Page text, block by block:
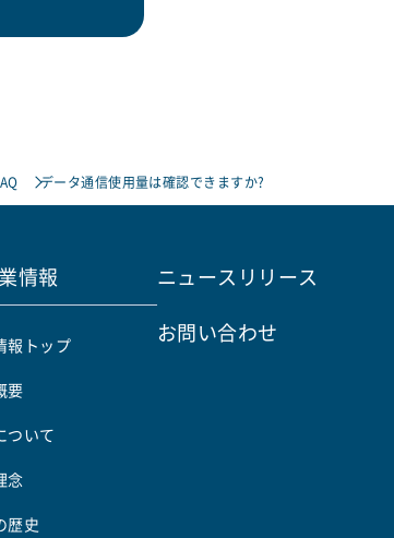
データ通信使用量は確認できますか?
情報
報トップ
要
ついて
念
歴史
ニュースリリース
お問い合わせ